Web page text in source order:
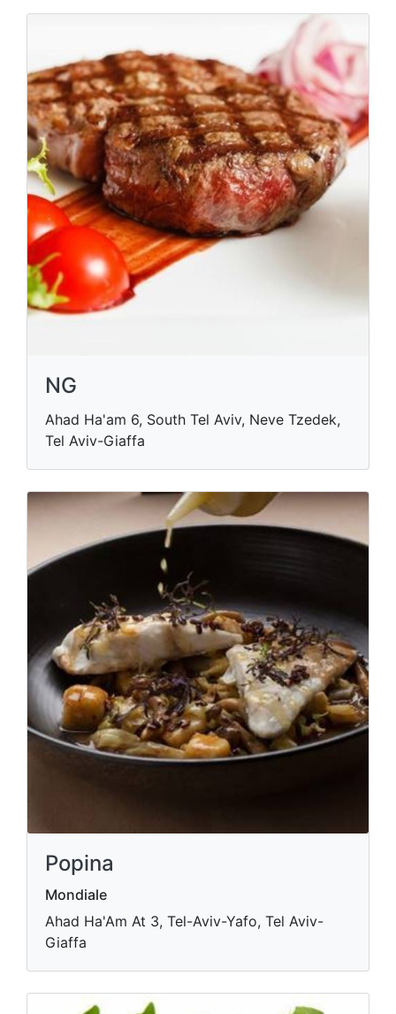
NG
Ahad Ha'am 6, South Tel Aviv, Neve Tzedek,
Tel Aviv-Giaffa
Popina
Mondiale
Ahad Ha'Am At 3, Tel-Aviv-Yafo, Tel Aviv-
Giaffa